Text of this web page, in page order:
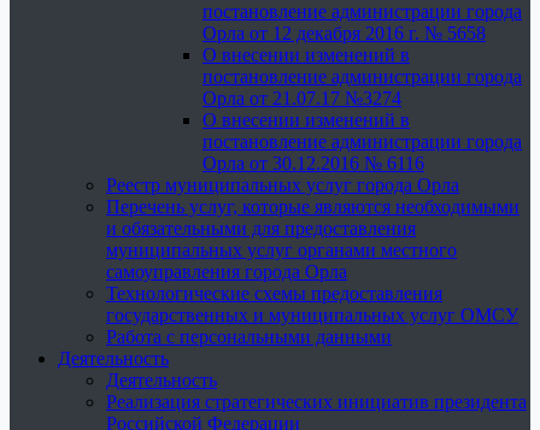
постановление администрации города
Орла от 12 декабря 2016 г. № 5658
О внесении изменений в
постановление администрации города
Орла от 21.07.17 №3274
О внесении изменений в
постановление администрации города
Орла от 30.12.2016 № 6116
Реестр муниципальных услуг города Орла
Перечень услуг, которые являются необходимыми
и обязательными для предоставления
муниципальных услуг органами местного
самоуправления города Орла
Технологические схемы предоставления
государственных и муниципальных услуг ОМСУ
Работа с персональными данными
Деятельность
Деятельность
Реализация стратегических инициатив президента
Российской Федерации